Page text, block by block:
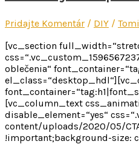
Pridajte Komentár / DIY / Tomi
[vc_section
oblečenia“
[vc_column_text
disable_element=“yes“
content/uploads/2020/05/
!important;background-size: